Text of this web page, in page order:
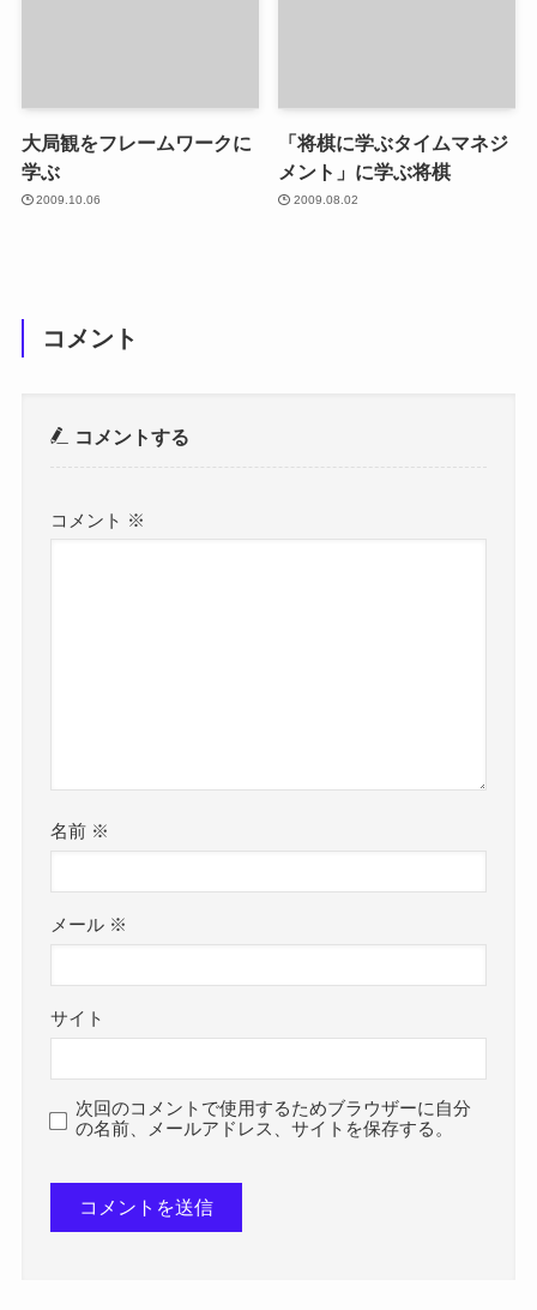
大局観をフレームワークに
学ぶ
2009.10.06
「将棋に学ぶタイムマネジ
メント」に学ぶ将棋
2009.08.02
コメント
コメントする
コメント ※
名前 ※
メール ※
サイト
次回のコメントで使用するためブラウザーに自分
の名前、メールアドレス、サイトを保存する。